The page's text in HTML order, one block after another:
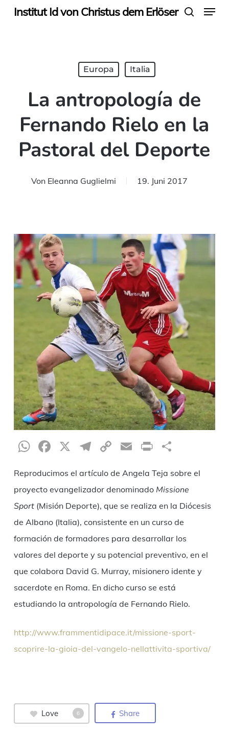
SkipInstitut Id von Christus dem Erlöser Menu
Europa Italia
La antropología de
Fernando Rielo en la
Pastoral del Deporte
Von Eleanna Guglielmi 19. Juni 2017
WhatsApp
Facebook
X Telegram
CopyEmailPrint
Reproducimos el artículo de Angela Teja sobre el
proyecto evangelizador denominado Missione
Sport(Misión Deporte), que se realiza en la Diócesis
de Albano (Italia), consistente en un curso de
formación de formadores para desarrollar los
valores del deporte y su potencial preventivo, en el
que colabora David G. Murray, misionero idente y
sacerdote en Roma. En dicho curso se está
estudiando la antropología de Fernando Rielo.
http://www.frammentidipace.it/missione-sport-
scoprire-la-gioia-del-vangelo-nellattivita-sportiva/
Love 6 Share